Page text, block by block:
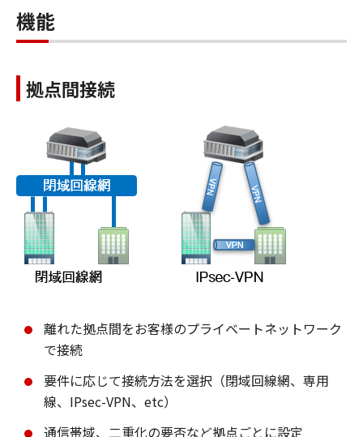
機能
拠点間接続
離れた拠点間をお客様のプライベートネットワーク
で接続
要件に応じて接続方法を選択（閉域回線網、専用
線、IPsec-VPN、etc）
通信帯域、二重化の要否など拠点ごとに設定